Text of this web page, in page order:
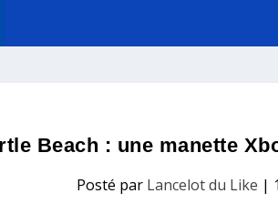
Beach : une manette
Posté par Lancelot du Like |